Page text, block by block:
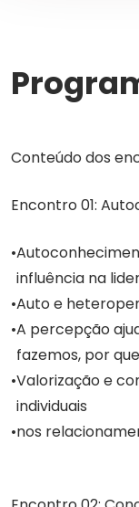
Conteúdo dos
Encontro 01:
influência na
Auto e
A percepção
fazemos, por
Valorização e
individuais
nos